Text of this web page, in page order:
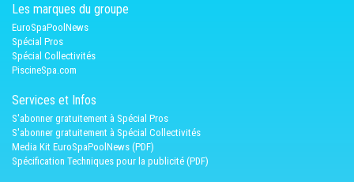
Les marques du groupe
EuroSpaPoolNews
Spécial Pros
Spécial Collectivités
PiscineSpa.com
Services et Infos
S'abonner gratuitement à Spécial Pros
S'abonner gratuitement à Spécial Collectivités
Media Kit EuroSpaPoolNews (PDF)
Spécification Techniques pour la publicité (PDF)